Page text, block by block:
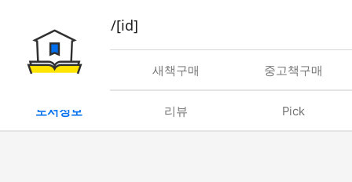
book/rent/[id]
대여 새책구매 중고책구매
도서정보 리뷰 Pick